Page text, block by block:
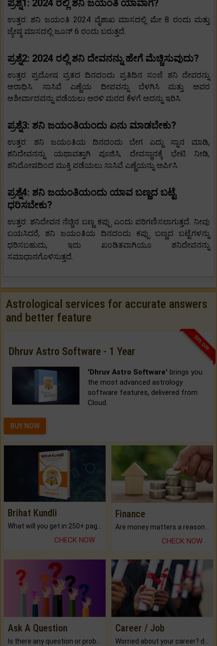
ಪ್ರಶ್ನೆ1: 2024 ರಲ್ಲಿ ಶನಿ ಜಯಂತಿ ಯಾವಾಗ?
ಉತ್ತರ: ಶನಿ ಜಯಂತಿ 2024 ವೈಶಾಖ ಮಾಸದಲ್ಲಿ ಮೇ 8 ರಂದು ಮತ್ತು
ಜ್ಯೇಷ್ಠ ಮಾಸದಲ್ಲಿ ಜೂನ್ 6 ರಂದು ಬರುತ್ತದೆ.
ಪ್ರಶ್ನೆ2: 2024 ರಲ್ಲಿ ಶನಿ ದೇವನನ್ನು ಹೇಗೆ ಮೆಚ್ಚಿಸುವುದು?
ಉತ್ತರ: ಪ್ರದೋಷ ವ್ರತದ ದಿನದಂದು ಪ್ರತಿದಿನ ಸಂಜೆ ಶನಿ ದೇವರನ್ನು
ಆರಾಧಿಸಿ. ಸಾಸಿವೆ ಎಣ್ಣೆಯ ದೀಪವನ್ನು ಬೆಳಗಿಸಿ ಮತ್ತು ಅವರ
ಆಶೀರ್ವಾದವನ್ನು ಪಡೆಯಲು ಅರಳಿ ಮರದ ಕೆಳಗೆ ಅದನ್ನು ಇರಿಸಿ.
ಪ್ರಶ್ನೆ3: ಶನಿ ಜಯಂತಿಯಂದು ಏನು ಮಾಡಬೇಕು?
ಉತ್ತರ: ಶನಿ ಜಯಂತಿಯ ದಿನದಂದು ಬೇಗ ಎದ್ದು ಸ್ನಾನ ಮಾಡಿ,
ಶನಿದೇವನನ್ನು ಯಥಾವತ್ತಾಗಿ ಪೂಜಿಸಿ, ದೇವಸ್ಥಾನಕ್ಕೆ ಭೇಟಿ ನೀಡಿ,
ಶನಿದೋಷದಿಂದ ಮುಕ್ತಿ ಪಡೆಯಲು ಸಾಸಿವೆ ಎಣ್ಣೆಯನ್ನು ಅರ್ಪಿಸಿ.
ಪ್ರಶ್ನೆ4: ಶನಿ ಜಯಂತಿಯಂದು ಯಾವ ಬಣ್ಣದ ಬಟ್ಟೆ
ಧರಿಸಬೇಕು?
ಉತ್ತರ: ಶನಿದೇವನ ನೆಚ್ಚಿನ ಬಣ್ಣ ಕಪ್ಪು ಎಂದು ಪರಿಗಣಿಸಲಾಗುತ್ತದೆ. ನೀವು
ಬಯಸಿದರೆ, ಶನಿ ಜಯಂತಿಯ ದಿನದಂದು ಕಪ್ಪು ಬಣ್ಣದ ಬಟ್ಟೆಗಳನ್ನು
ಧರಿಸಬಹುದು, ಇದು ಖಂಡಿತವಾಗಿಯೂ ಶನಿದೇವನನ್ನು
ಸಮಾಧಾನಗೊಳಿಸುತ್ತದೆ.
Astrological services for accurate answers
and better feature
33% OFF
Dhruv Astro Software - 1 Year
'Dhruv Astro Software' brings you
the most advanced astrology
software features, delivered from
Cloud.
BUY NOW
Brihat Kundli
CHECK NOW
Finance
CHECK NOW
Ask A Question
Is there any question or problem lingering.
Career / Job
Worried about your career? don't know what is.